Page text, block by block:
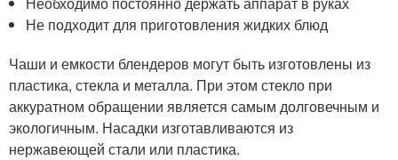
Не подходит для приготовления жидких блюд
Чаши и емкости блендеров могут быть изготовлены из
пластика, стекла и металла. При этом стекло при
аккуратном обращении является самым долговечным и
экологичным. Насадки изготавливаются из
нержавеющей стали или пластика.